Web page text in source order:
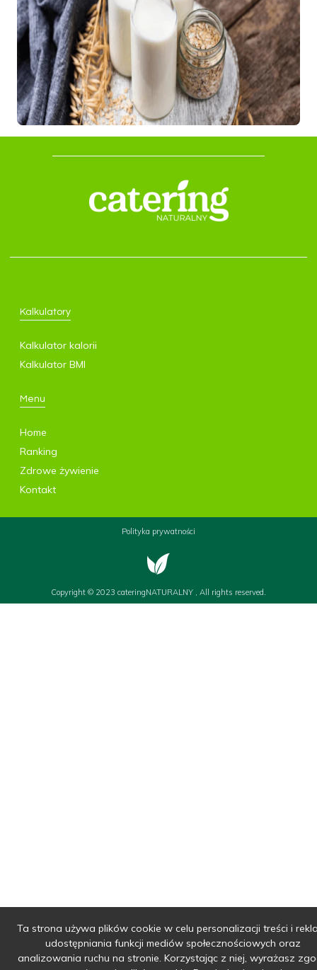
Kalkulatory
Kalkulator kalorii
Kalkulator BMI
Menu
Home
Ranking
Zdrowe żywienie
Kontakt
Polityka prywatności
Copyright © 2023 cateringNATURALNY , All rights reserved.
Ta strona używa plików cookie w celu personalizacji treści i
udostępniania funkcji mediów społecznościowych oraz
analizowania ruchu na stronie. Korzystając z niej, wyrażasz